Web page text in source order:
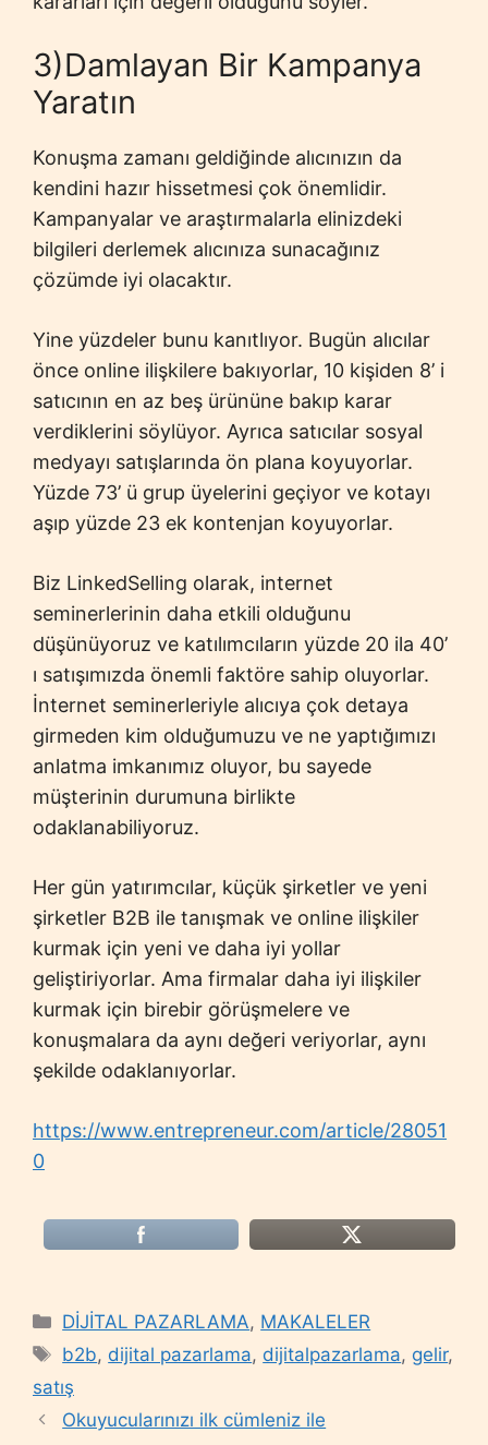
3)Damlayan Bir Kampanya
Yaratın
Konuşma zamanı geldiğinde alıcınızın da
kendini hazır hissetmesi çok önemlidir.
Kampanyalar ve araştırmalarla elinizdeki
bilgileri derlemek alıcınıza sunacağınız
çözümde iyi olacaktır.
Yine yüzdeler bunu kanıtlıyor. Bugün alıcılar
önce online ilişkilere bakıyorlar, 10 kişiden 8’ i
satıcının en az beş ürününe bakıp karar
verdiklerini söylüyor. Ayrıca satıcılar sosyal
medyayı satışlarında ön plana koyuyorlar.
Yüzde 73’ ü grup üyelerini geçiyor ve kotayı
aşıp yüzde 23 ek kontenjan koyuyorlar.
Biz LinkedSelling olarak, internet
seminerlerinin daha etkili olduğunu
düşünüyoruz ve katılımcıların yüzde 20 ila 40’
ı satışımızda önemli faktöre sahip oluyorlar.
İnternet seminerleriyle alıcıya çok detaya
girmeden kim olduğumuzu ve ne yaptığımızı
anlatma imkanımız oluyor, bu sayede
müşterinin durumuna birlikte
odaklanabiliyoruz.
Her gün yatırımcılar, küçük şirketler ve yeni
şirketler B2B ile tanışmak ve online ilişkiler
kurmak için yeni ve daha iyi yollar
geliştiriyorlar. Ama firmalar daha iyi ilişkiler
kurmak için birebir görüşmelere ve
konuşmalara da aynı değeri veriyorlar, aynı
şekilde odaklanıyorlar.
https://www.entrepreneur.com/article/28051
0
Categories
DİJİTAL PAZARLAMA, MAKALELER
Tags
b2b, dijital pazarlama, dijitalpazarlama, gelir,
satış
Okuyucularınızı ilk cümleniz ile